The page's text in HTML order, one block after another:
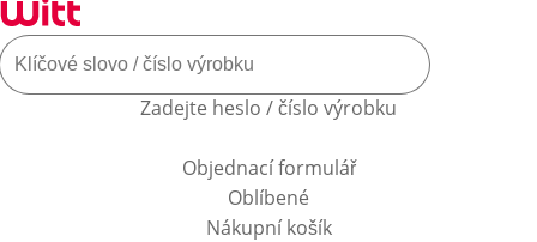
Zadejte heslo / číslo výrobku
Objednací formulář
Oblíbené
Nákupní košík